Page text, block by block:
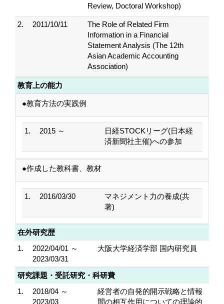
Review, Doctoral Workshop)
2. 2011/10/11
The Role of Related Firm
Information in a Financial
Statement Analysis (The 12th
Asian Academic Accounting
Association)
教育上の能力
●教育方法の実践例
1. 2015 ～
日経STOCKリーグ(日本経
済新聞社主催)への参加
●作成した教科書、教材
1. 2016/03/30
マネジメント力の養成(共
著)
在外研究歴
1.
2022/04/01 ～
2023/03/31
大阪大学経済学部 国内研究員
研究課題・受託研究・科研費
1.
2018/04 ～
2023/03
経営者の自発的開示戦略と情報
間の相互作用についての理論的